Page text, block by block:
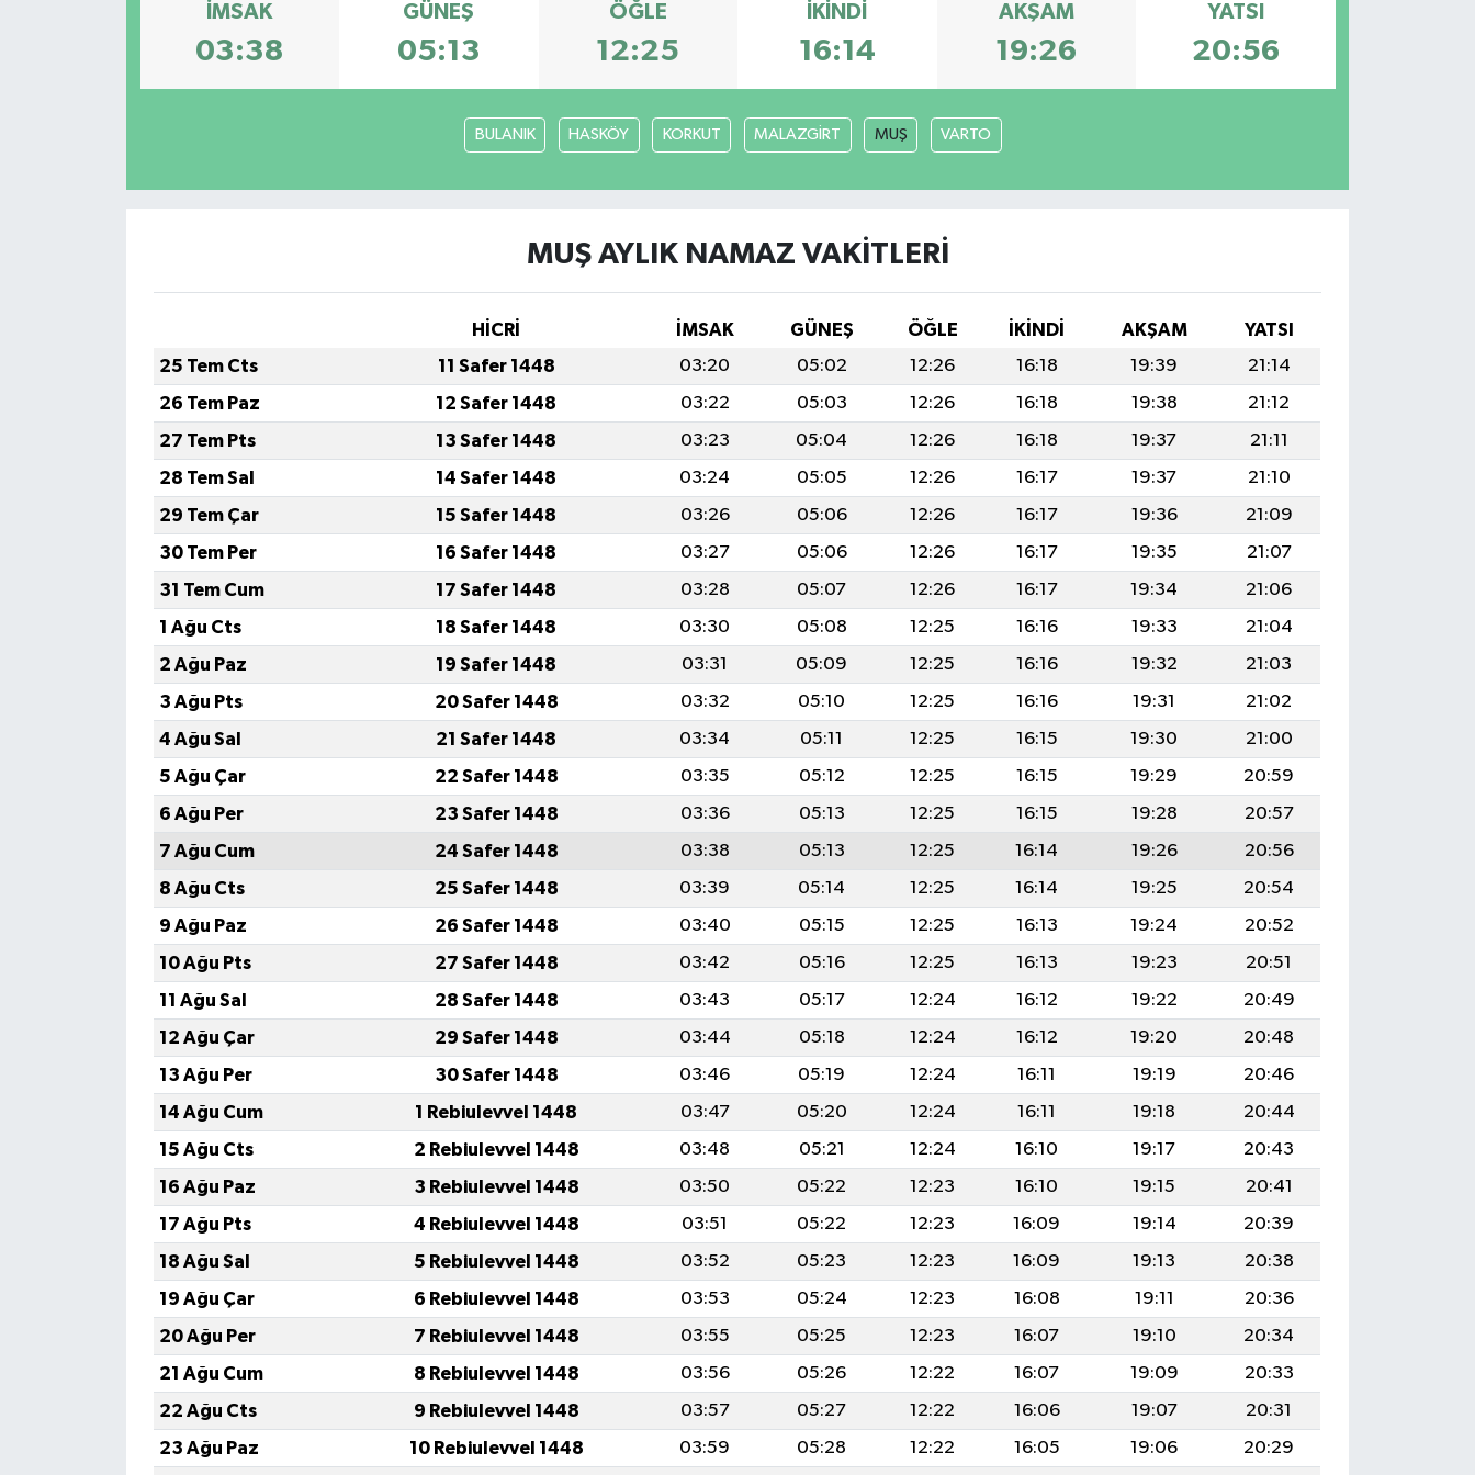
İMSAK
03:38
GÜNEŞ
05:13
ÖĞLE
12:25
İKINDI
16:14
AKŞAM
19:26
YATSI
20:56
BULANIK HASKÖY KORKUT MALAZGİRT MUŞ VARTO
MUŞ AYLIK NAMAZ VAKITLERI
HİCRİ İMSAK GÜNEŞ ÖĞLE İKINDI AKŞAM
YATSI
25 Tem Cts
11 Safer 1448 03:20 05:02 12:26 16:18 19:39
21:14
26 Tem Paz
12 Safer 1448 03:22 05:03 12:26 16:18 19:38
21:12
27 Tem Pts
13 Safer 1448 03:23 05:04 12:26 16:18 19:37
21:11
28 Tem Sal
14 Safer 1448 03:24 05:05 12:26 16:17 19:37
21:10
29 Tem Çar
15 Safer 1448 03:26 05:06 12:26 16:17 19:36
21:09
30 Tem Per
16 Safer 1448 03:27 05:06 12:26 16:17 19:35
21:07
31 Tem Cum
17 Safer 1448 03:28 05:07 12:26 16:17 19:34
21:06
1 Ağu Cts
18 Safer 1448 03:30 05:08 12:25 16:16 19:33
21:04
2 Ağu Paz
19 Safer 1448 03:31 05:09 12:25 16:16 19:32
21:03
3 Ağu Pts
20 Safer 1448 03:32 05:10 12:25 16:16 19:31
21:02
4 Ağu Sal
21 Safer 1448 03:34 05:11 12:25 16:15 19:30
21:00
5 Ağu Çar
22 Safer 1448 03:35 05:12 12:25 16:15 19:29
20:59
6 Ağu Per
23 Safer 1448 03:36 05:13 12:25 16:15 19:28
20:57
7 Ağu Cum
24 Safer 1448 03:38 05:13 12:25 16:14 19:26
20:56
8 Ağu Cts
25 Safer 1448 03:39 05:14 12:25 16:14 19:25
20:54
9 Ağu Paz
26 Safer 1448 03:40 05:15 12:25 16:13 19:24
20:52
10 Ağu Pts
27 Safer 1448 03:42 05:16 12:25 16:13 19:23
20:51
11 Ağu Sal
28 Safer 1448 03:43 05:17 12:24 16:12 19:22
20:49
12 Ağu Çar
29 Safer 1448 03:44 05:18 12:24 16:12 19:20
20:48
13 Ağu Per
30 Safer 1448 03:46 05:19 12:24 16:11 19:19
20:46
14 Ağu Cum
1 Rebiulevvel 1448 03:47 05:20 12:24 16:11 19:18
20:44
15 Ağu Cts
2 Rebiulevvel 1448 03:48 05:21 12:24 16:10 19:17
20:43
16 Ağu Paz
3 Rebiulevvel 1448 03:50 05:22 12:23 16:10 19:15
20:41
17 Ağu Pts
4 Rebiulevvel 1448 03:51 05:22 12:23 16:09 19:14
20:39
18 Ağu Sal
5 Rebiulevvel 1448 03:52 05:23 12:23 16:09 19:13
20:38
19 Ağu Çar
6 Rebiulevvel 1448 03:53 05:24 12:23 16:08 19:11
20:36
20 Ağu Per
7 Rebiulevvel 1448 03:55 05:25 12:23 16:07 19:10
20:34
21 Ağu Cum
8 Rebiulevvel 1448 03:56 05:26 12:22 16:07 19:09
20:33
22 Ağu Cts
9 Rebiulevvel 1448 03:57 05:27 12:22 16:06 19:07
20:31
23 Ağu Paz
10 Rebiulevvel 1448 03:59 05:28 12:22 16:05 19:06 20:29